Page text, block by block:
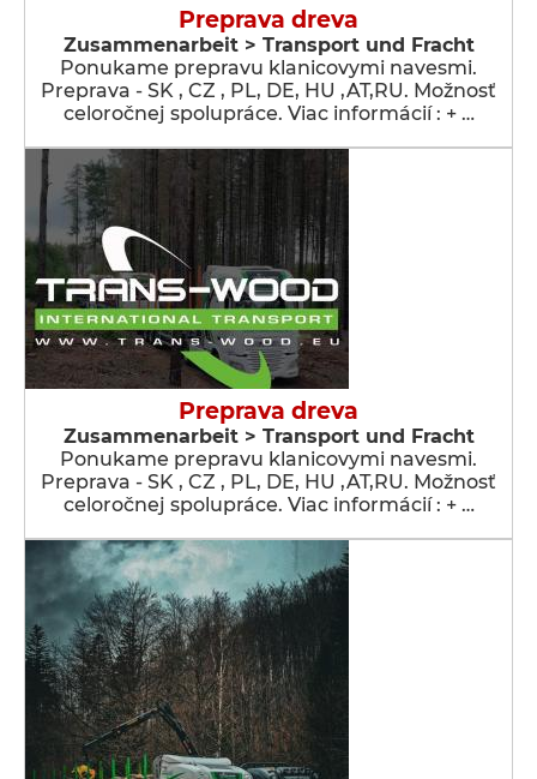
Preprava dreva
Zusammenarbeit > Transport und Fracht
Ponukame prepravu klanicovymi navesmi.
Preprava - SK , CZ , PL, DE, HU ,AT,RU. Možnosť
celoročnej spolupráce. Viac informácií : + …
Preprava dreva
Zusammenarbeit > Transport und Fracht
Ponukame prepravu klanicovymi navesmi.
Preprava - SK , CZ , PL, DE, HU ,AT,RU. Možnosť
celoročnej spolupráce. Viac informácií : + …